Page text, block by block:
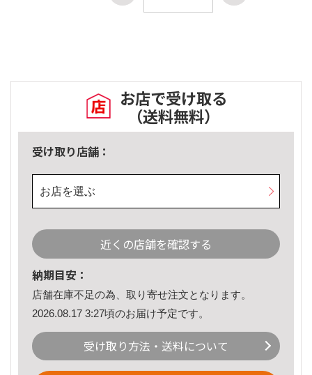
お店で受け取る
（送料無料）
受け取り店舗：
お店を選ぶ
近くの店舗を確認する
納期目安：
店舗在庫不足の為、取り寄せ注文となります。
2026.08.17 3:27頃のお届け予定です。
受け取り方法・送料について